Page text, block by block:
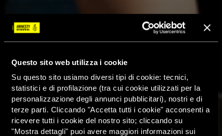
Questo sito web utilizza i cookie
Su questo sito usiamo diversi tipi di cookie: tecnici,
statistici e di profilazione (tra cui cookie utilizzati per la
personalizzazione degli annunci pubblicitari), nostri e di
terze parti. Cliccando "Accetta tutti i cookie" acconsenti a
ricevere tutti i cookie del nostro sito; cliccando su
"Mostra dettagli" puoi avere maggiori informazioni sui